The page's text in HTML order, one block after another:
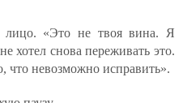
«Это не твоя вина. Я
хотел снова переживать это.
что невозможно исправить».